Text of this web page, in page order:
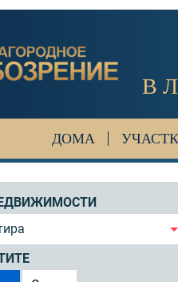
В
ДОМА